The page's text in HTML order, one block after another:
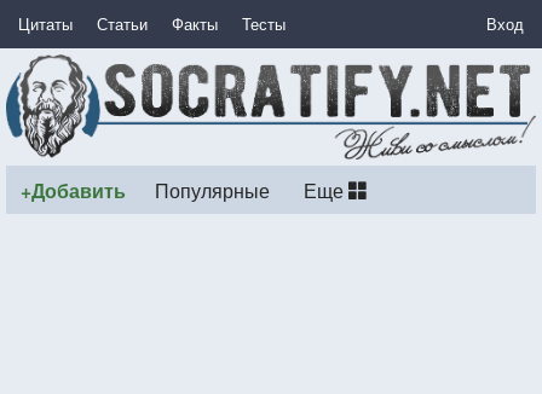
Цитаты Статьи Факты Тесты Вход
+Добавить Популярные Еще